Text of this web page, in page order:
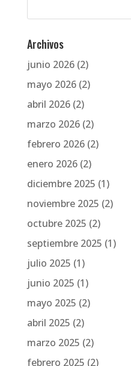
Archivos
junio 2026(2)
mayo 2026(2)
abril 2026(2)
marzo 2026(2)
febrero 2026(2)
enero 2026(2)
diciembre 2025 (1)
noviembre 2025 (2)
octubre 2025 (2)
septiembre 2025 (1)
julio 2025 (1)
junio 2025 (1)
mayo 2025 (2)
abril 2025 (2)
marzo 2025 (2)
febrero 2025 (2)